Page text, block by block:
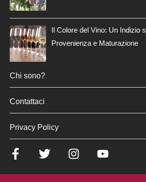
Il Colore del Vino: Un Indizio
Provenienza e Maturazione
Chi sono?
Contattaci
Privacy Policy